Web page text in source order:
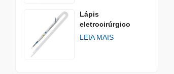
Lápis
eletrocirúrgico
descartávelㅤ
LEIA MAIS